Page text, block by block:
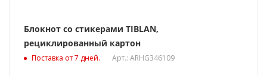
Блокнот со стикерами TIBLAN,
рециклированный картон
Поставка от 7 дней. Арт.: ARHG346109